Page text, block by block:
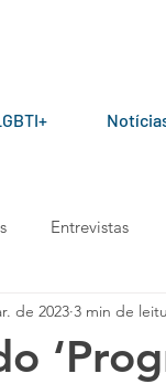
Entrevistas
do Fórum
de 2023 3 min de